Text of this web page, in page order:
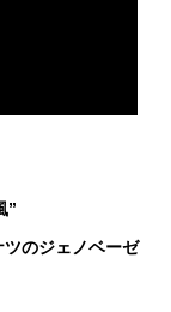
”
ツのジェノベーゼ